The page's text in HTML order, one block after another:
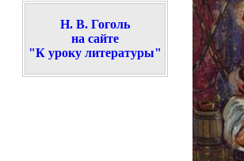
Н. В. Гоголь
на сайте
"К уроку литературы"